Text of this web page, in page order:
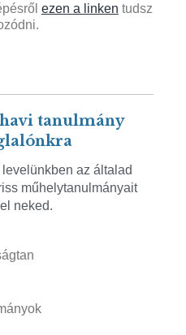
ezen a linken tudsz
tanulmány
az általad
műhelytanulmányait
neked.